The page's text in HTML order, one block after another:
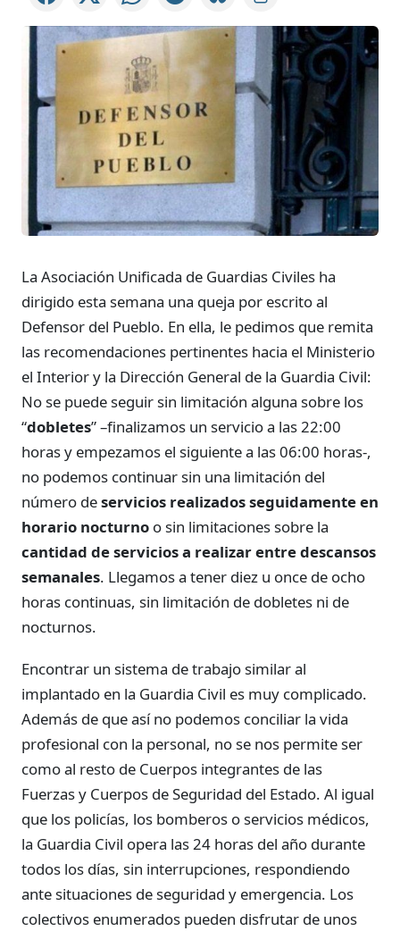
La Asociación Unificada de Guardias Civiles ha
dirigido esta semana una queja por escrito al
Defensor del Pueblo. En ella, le pedimos que remita
las recomendaciones pertinentes hacia el Ministerio
el Interior y la Dirección General de la Guardia Civil:
No se puede seguir sin limitación alguna sobre los
“dobletes” –finalizamos un servicio a las 22:00
horas y empezamos el siguiente a las 06:00 horas-,
no podemos continuar sin una limitación del
número deservicios realizados seguidamente en
horario nocturno o sin limitaciones sobre la
cantidad de servicios a realizar entre descansos
semanales. Llegamos a tener diez u once de ocho
horas continuas, sin limitación de dobletes ni de
nocturnos.
Encontrar un sistema de trabajo similar al
implantado en la Guardia Civil es muy complicado.
Además de que así no podemos conciliar la vida
profesional con la personal, no se nos permite ser
como al resto de Cuerpos integrantes de las
Fuerzas y Cuerpos de Seguridad del Estado. Al igual
que los policías, los bomberos o servicios médicos,
la Guardia Civil opera las 24 horas del año durante
todos los días, sin interrupciones, respondiendo
ante situaciones de seguridad y emergencia. Los
colectivos enumerados pueden disfrutar de unos